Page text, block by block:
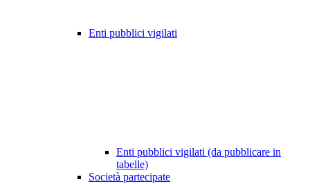
Enti pubblici vigilati
Enti pubblici vigilati (da pubblicare in
tabelle)
Società partecipate